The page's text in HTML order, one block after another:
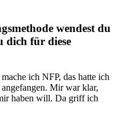
wendest du
dich für diese
ich NFP, das hatte ich
Mir war klar,
haben will. Da griff ich